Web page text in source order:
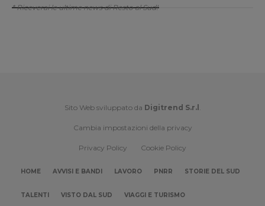
* Riceverai le ultime news di Resto al Sud!
Sito Web sviluppato da Digitrend S.r.l .
Cambia impostazioni della privacy
Privacy Policy Cookie Policy
HOME AVVISI E BANDI LAVORO PNRR STORIE DEL SUD
TALENTI VISTO DAL SUD VIAGGI E TURISMO